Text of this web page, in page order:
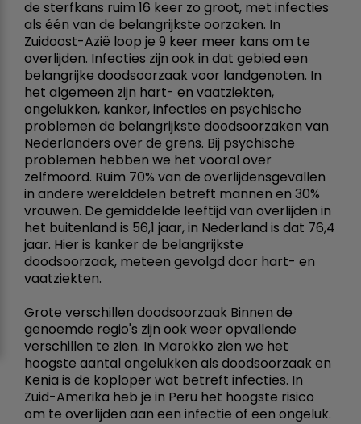
de sterfkans ruim 16 keer zo groot, met infecties
als één van de belangrijkste oorzaken. In
Zuidoost-Azië loop je 9 keer meer kans om te
overlijden. Infecties zijn ook in dat gebied een
belangrijke doodsoorzaak voor landgenoten. In
het algemeen zijn hart- en vaatziekten,
ongelukken, kanker, infecties en psychische
problemen de belangrijkste doodsoorzaken van
Nederlanders over de grens. Bij psychische
problemen hebben we het vooral over
zelfmoord. Ruim 70% van de overlijdensgevallen
in andere werelddelen betreft mannen en 30%
vrouwen. De gemiddelde leeftijd van overlijden in
het buitenland is 56,1 jaar, in Nederland is dat 76,4
jaar. Hier is kanker de belangrijkste
doodsoorzaak, meteen gevolgd door hart- en
vaatziekten.
Grote verschillen doodsoorzaak Binnen de
genoemde regio's zijn ook weer opvallende
verschillen te zien. In Marokko zien we het
hoogste aantal ongelukken als doodsoorzaak en
Kenia is de koploper wat betreft infecties. In
Zuid-Amerika heb je in Peru het hoogste risico
om te overlijden aan een infectie of een ongeluk.